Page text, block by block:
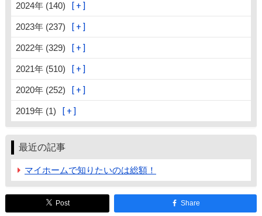
2024年 (140)
2023年 (237)
2022年 (329)
2021年 (510)
2020年 (252)
2019年 (1)
最近の記事
マイホームで知りたいのは総額！
Post Share